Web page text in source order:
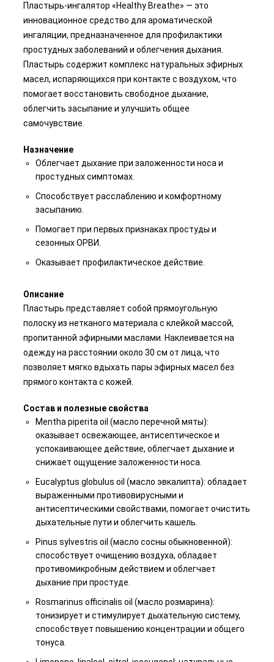
Пластырь-ингалятор «Healthy Breathe» — это
инновационное средство для ароматической
ингаляции, предназначенное для профилактики
простудных заболеваний и облегчения дыхания.
Пластырь содержит комплекс натуральных эфирных
масел, испаряющихся при контакте с воздухом, что
помогает восстановить свободное дыхание,
облегчить засыпание и улучшить общее
самочувствие.
Назначение
Облегчает дыхание при заложенности носа и
простудных симптомах.
Способствует расслаблению и комфортному
засыпанию.
Помогает при первых признаках простуды и
сезонных ОРВИ.
Оказывает профилактическое действие.
Описание
Пластырь представляет собой прямоугольную
полоску из нетканого материала с клейкой массой,
пропитанной эфирными маслами. Наклеивается на
одежду на расстоянии около 30 см от лица, что
позволяет мягко вдыхать пары эфирных масел без
прямого контакта с кожей.
Состав и полезные свойства
Mentha piperita oil (масло перечной мяты):
оказывает освежающее, антисептическое и
успокаивающее действие, облегчает дыхание и
снижает ощущение заложенности носа.
Eucalyptus globulus oil (масло эвкалипта): обладает
выраженными противовирусными и
антисептическими свойствами, помогает очистить
дыхательные пути и облегчить кашель.
Pinus sylvestris oil (масло сосны обыкновенной):
способствует очищению воздуха, обладает
противомикробным действием и облегчает
дыхание при простуде.
Rosmarinus officinalis oil (масло розмарина):
тонизирует и стимулирует дыхательную систему,
способствует повышению концентрации и общего
тонуса.